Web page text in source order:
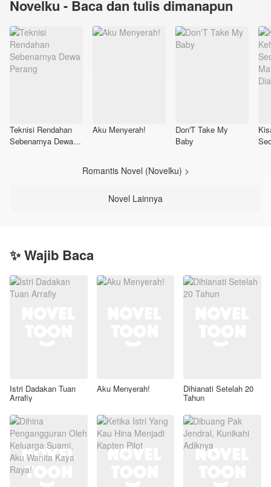
Novelku - Baca dan tulis dimanapun
Teknisi Rendahan
Sebenarnya Dewa
Aku Menyerah!
Don'T Take My
Baby
Romantis Novel (Novelku) >
Novel Lainnya
✨ Wajib Baca
Istri Dadakan Tuan
Arrafiy
Aku Menyerah! Dihianati Setelah 20
Tahun